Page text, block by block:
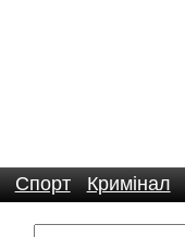
Спорт Кримінал